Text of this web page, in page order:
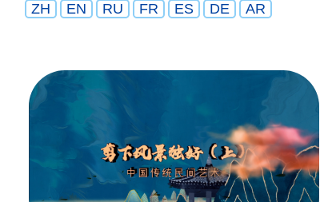
ZH EN RU FR ES DE AR